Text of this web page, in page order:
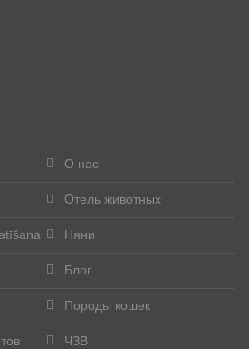
О нас
Отель животных
Няни
Блог
Породы кошек
ЧЗВ